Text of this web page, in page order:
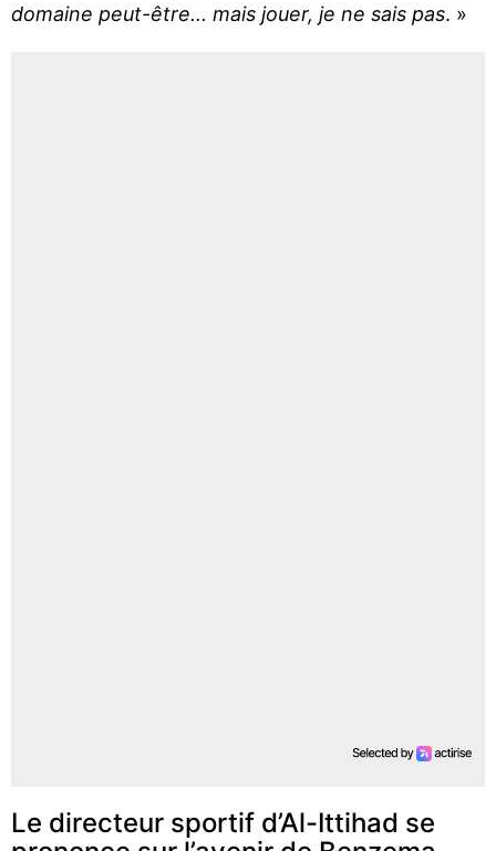
domaine peut-être... mais jouer, je ne sais pas. »
Le directeur sportif d’Al-Ittihad se